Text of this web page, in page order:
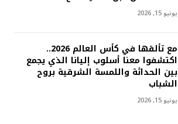
يونيو 15, 2026
مع تألقها في كأس العالم 2026..
اكتشفوا معنا أسلوب إليانا الذي يجمع
بين الحداثة واللمسة الشرقية بروح
الشباب
يونيو 15, 2026